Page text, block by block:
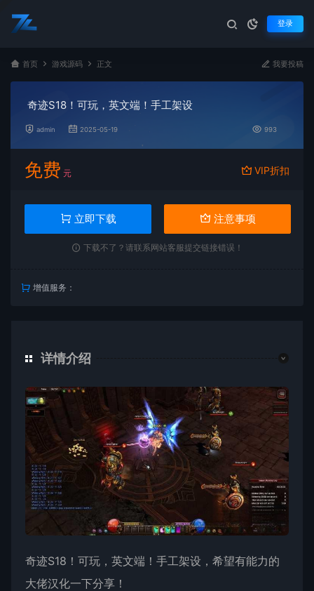
登录
首页 游戏源码 正文 我要投稿
奇迹S18！可玩，英文端！手工架设
admin 2025-05-19 993
免费 元 VIP折扣
立即下载 注意事项
下载不了？请联系网站客服提交链接错误！
增值服务：
详情介绍
奇迹S18！可玩，英文端！手工架设，希望有能力的
大佬汉化一下分享！